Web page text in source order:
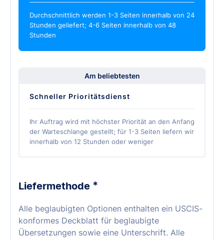
Durchschnittlich werden 1-3 Seiten innerhalb von 24
Stunden geliefert; 4-6 Seiten innerhalb von 48
Stunden
Schneller Prioritätsdienst
Ihr Auftrag wird mit höchster Priorität an den Anfang
der Warteschlange gestellt; für 1-3 Seiten liefern wir
innerhalb von 12 Stunden oder weniger
Am beliebtesten
Liefermethode *
Alle beglaubigten Optionen enthalten ein USCIS-
konformes Deckblatt für beglaubigte
Übersetzungen sowie eine Unterschrift. Alle